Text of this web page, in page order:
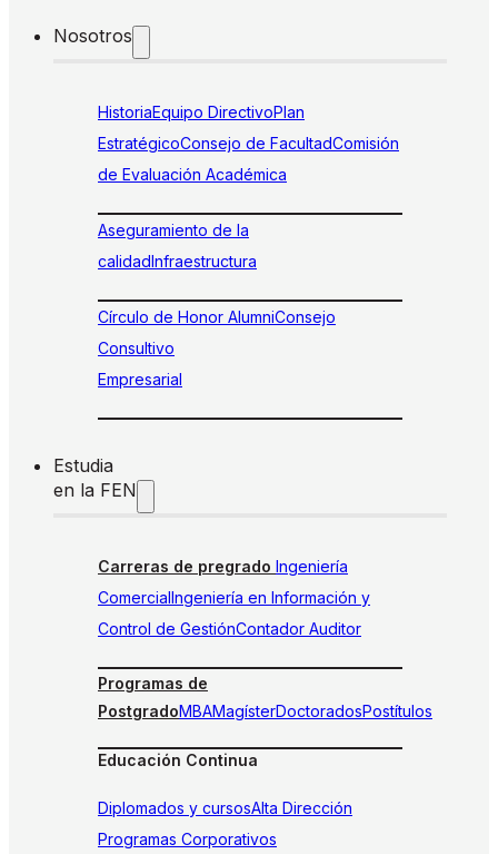
Nosotros
HistoriaEquipo DirectivoPlan
EstratégicoConsejo de FacultadComisión
de Evaluación Académica
Aseguramiento de la
calidadInfraestructura
Círculo de Honor AlumniConsejo
Consultivo
Empresarial
Estudia
en la FEN
Carreras de pregrado Ingeniería
ComercialIngeniería en Información y
Control de GestiónContador Auditor
Programas de
PostgradoMBAMagísterDoctoradosPostítulos
Educación Continua
Diplomados y cursosAlta Dirección
Programas Corporativos